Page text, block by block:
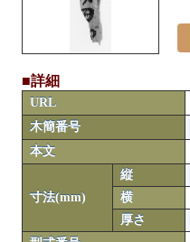
■詳細
URL
木簡番号
本文
寸法(mm)
縦
横
厚さ